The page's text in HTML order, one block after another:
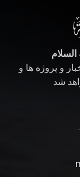
و پروژه ها و
شد